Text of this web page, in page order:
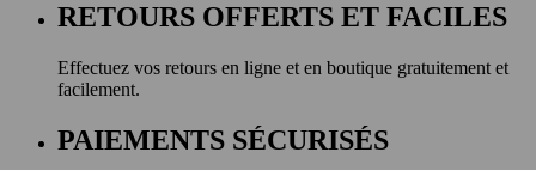
RETOURS OFFERTS ET FACILES
Effectuez vos retours en ligne et en boutique gratuitement et
facilement.
PAIEMENTS SÉCURISÉS